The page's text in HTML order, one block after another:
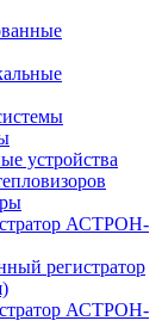
устройства
АСТРОН-
регистратор
АСТРОН-